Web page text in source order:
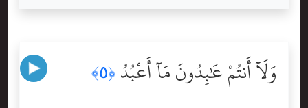
وَلَآ أَنتُمْ عَٰبِدُونَ مَآ أَعْبُدُ ﴿٥﴾